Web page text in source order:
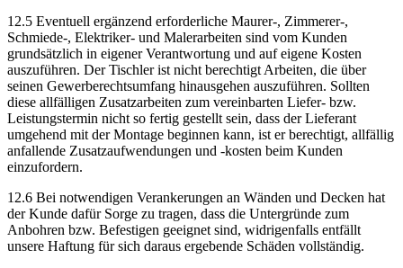
12.5 Eventuell ergänzend erforderliche Maurer-, Zimmerer-,
Schmiede-, Elektriker- und Malerarbeiten sind vom Kunden
grundsätzlich in eigener Verantwortung und auf eigene Kosten
auszuführen. Der Tischler ist nicht berechtigt Arbeiten, die über
seinen Gewerberechtsumfang hinausgehen auszuführen. Sollten
diese allfälligen Zusatzarbeiten zum vereinbarten Liefer- bzw.
Leistungstermin nicht so fertig gestellt sein, dass der Lieferant
umgehend mit der Montage beginnen kann, ist er berechtigt, allfällig
anfallende Zusatzaufwendungen und -kosten beim Kunden
einzufordern.
12.6 Bei notwendigen Verankerungen an Wänden und Decken hat
der Kunde dafür Sorge zu tragen, dass die Untergründe zum
Anbohren bzw. Befestigen geeignet sind, widrigenfalls entfällt
unsere Haftung für sich daraus ergebende Schäden vollständig.